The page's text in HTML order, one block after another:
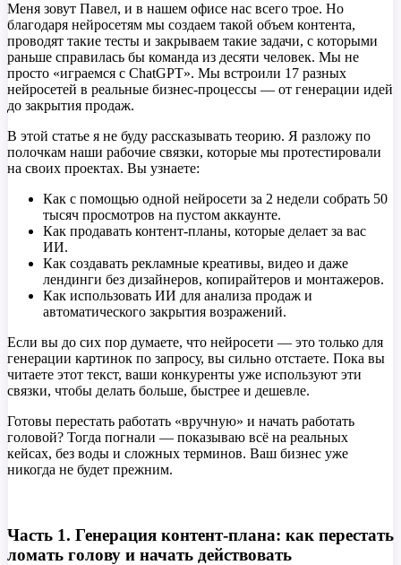
Меня зовут Павел, и в нашем офисе нас всего трое. Но
благодаря нейросетям мы создаем такой объем контента,
проводят такие тесты и закрываем такие задачи, с которыми
раньше справилась бы команда из десяти человек. Мы не
просто «играемся с ChatGPT». Мы встроили 17 разных
нейросетей в реальные бизнес-процессы — от генерации идей
до закрытия продаж.
В этой статье я не буду рассказывать теорию. Я разложу по
полочкам наши рабочие связки, которые мы протестировали
на своих проектах. Вы узнаете:
Как с помощью одной нейросети за 2 недели собрать 50
тысяч просмотров на пустом аккаунте.
Как продавать контент-планы, которые делает за вас
ИИ.
Как создавать рекламные креативы, видео и даже
лендинги без дизайнеров, копирайтеров и монтажеров.
Как использовать ИИ для анализа продаж и
автоматического закрытия возражений.
Если вы до сих пор думаете, что нейросети — это только для
генерации картинок по запросу, вы сильно отстаете. Пока вы
читаете этот текст, ваши конкуренты уже используют эти
связки, чтобы делать больше, быстрее и дешевле.
Готовы перестать работать «вручную» и начать работать
головой? Тогда погнали — показываю всё на реальных
кейсах, без воды и сложных терминов. Ваш бизнес уже
никогда не будет прежним.
Часть 1. Генерация контент-плана: как перестать
ломать голову и начать действовать